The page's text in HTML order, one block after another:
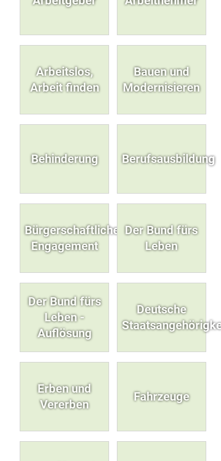
Arbeitslos,
Arbeit finden
Bauen und
Modernisieren
Behinderung Berufsausbildung
Bürgerschaftliches
Engagement
Der Bund fürs
Leben
Der Bund fürs
Leben -
Auflösung
Deutsche
Erben und
Vererben
Fahrzeuge